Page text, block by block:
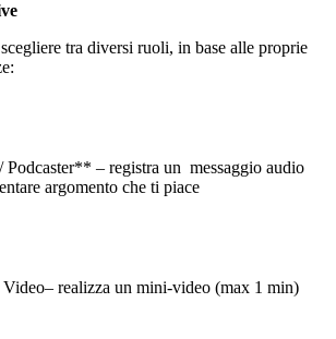
tra diversi ruoli, in base alle proprie
Podcaster** – registra un messaggio audio
argomento che ti piace
Video– realizza un mini-video (max 1 min)